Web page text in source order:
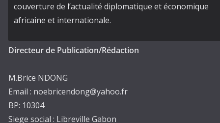
couverture de l’actualité diplomatique et économique
africaine et internationale.
Directeur de Publication/Rédaction
M.Brice NDONG
Email : noebricendong@yahoo.fr
BP: 10304
Siege social : Libreville Gabon